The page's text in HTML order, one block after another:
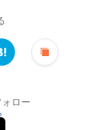
ロー